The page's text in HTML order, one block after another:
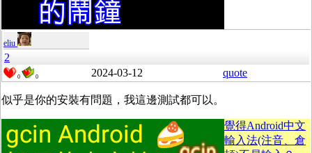
eliu
2
0 0 2024-03-12 quote
似乎是你的安裝有問題，我這邊測試都可以。
覺得Android中文
輸入法(注音、倉